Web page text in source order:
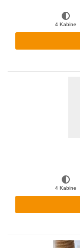
4 Kabine
4 Kabine